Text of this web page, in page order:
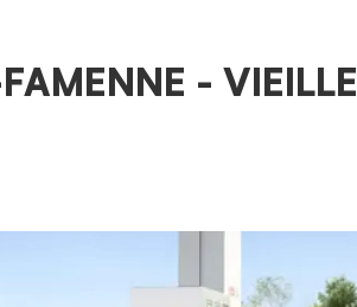
- VIEILLE